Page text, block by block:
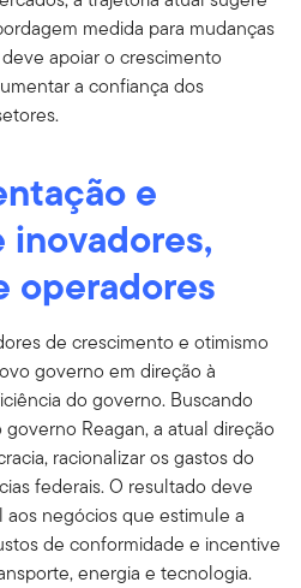
medida para mudanças
apoiar o crescimento
a confiança dos
e
operadores
de crescimento e otimismo
governo em direção à
do governo. Buscando
Reagan, a atual direção
racionalizar os gastos do
federais. O resultado deve
negócios que estimule a
de conformidade e incentive
energia e tecnologia.